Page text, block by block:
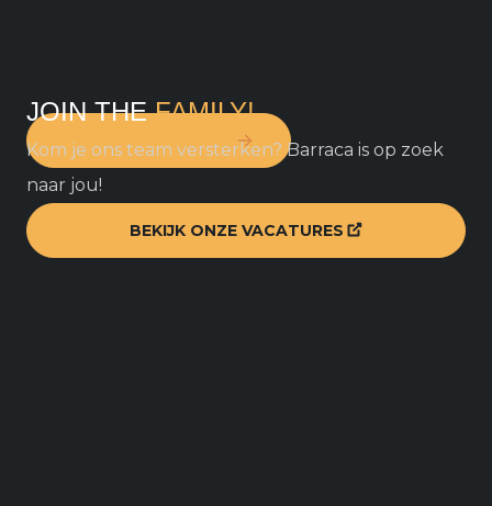
BEKIJK ALLE EVENTS
JOIN THEFAMILY!
Kom je ons team versterken? Barraca is op zoek
naar jou!
BEKIJK ONZE VACATURES